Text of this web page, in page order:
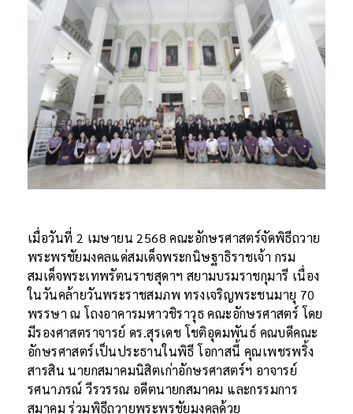
เมื่อวันที่ 2 เมษายน 2568 คณะอักษรศาสตร์จัดพิธีถวาย
พระพรชัยมงคลแด่สมเด็จพระกนิษฐาธิราชเจ้า กรม
สมเด็จพระเทพรัตนราชสุดาฯ สยามบรมราชกุมารี เนื่อง
ในวันคล้ายวันพระราชสมภพ ทรงเจริญพระชนมายุ 70
พรรษา ณ โถงอาคารมหาวชิราวุธ คณะอักษรศาสตร์ โดย
มีรองศาสตราจารย์ ดร.สุรเดช โชติอุดมพันธ์ คณบดีคณะ
อักษรศาสตร์เป็นประธานในพิธี โอกาสนี้ คุณเพชรพริ้ง
สารสิน นายกสมาคมนิสิตเก่าอักษรศาสตร์ฯ อาจารย์
รศนาภรณ์ วีรวรรณ อดีตนายกสมาคม และกรรมการ
สมาคม ร่วมพิธีถวายพระพรชัยมงคลด้วย